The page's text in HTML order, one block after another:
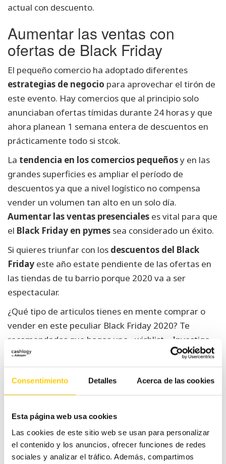
Consentimiento Detalles Acerca de las cookies
Esta página web usa cookies
Las cookies de este sitio web se usan para personalizar
el contenido y los anuncios, ofrecer funciones de redes
sociales y analizar el tráfico. Además, compartimos
actual con descuento.
Aumentar las ventas con
ofertas de Black Friday
El pequeño comercio ha adoptado diferentes
estrategias de negocio para aprovechar el tirón de
este evento. Hay comercios que al principio solo
anunciaban ofertas tímidas durante 24 horas y que
ahora planean 1 semana entera de descuentos en
prácticamente todo si stcok.
La tendencia en los comercios pequeñosy en las
grandes superficies es ampliar el período de
descuentos ya que a nivel logístico no compensa
vender un volumen tan alto en un solo día.
Aumentar las ventas presenciales es vital para que
el Black Friday en pymes sea considerado un éxito.
Si quieres triunfar con los descuentos del Black
Friday este año estate pendiente de las ofertas en
las tiendas de tu barrio porque 2020 va a ser
espectacular.
¿Qué tipo de articulos tienes en mente comprar o
vender en este peculiar Black Friday 2020? Te
recomendados que hagas una «wishlist». Investiga
lo que es.
de
entradas
#BilletesDeAquí, la
iniciativa para apoyar
el comercio local
dinero en efectivo en
España?